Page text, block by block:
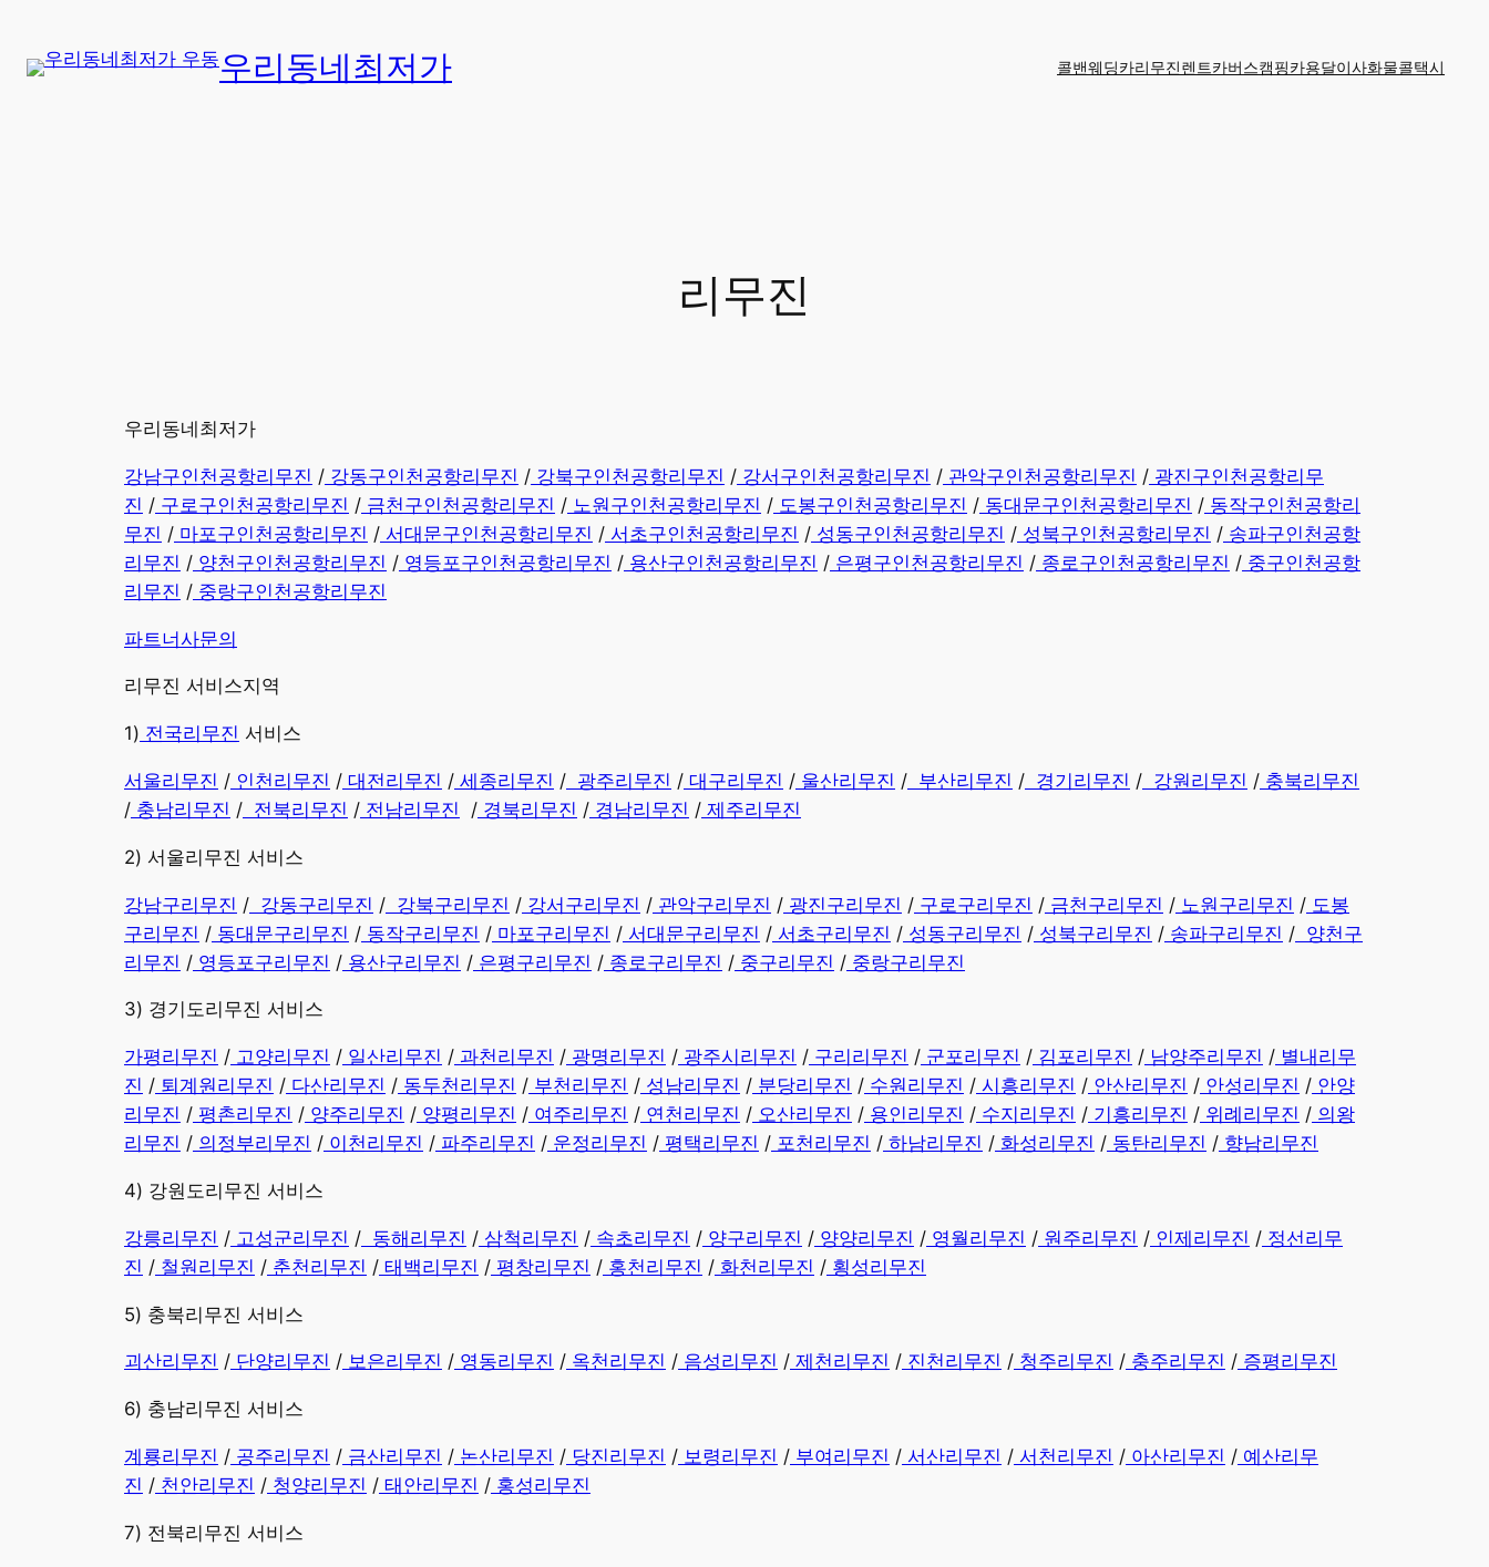
우리동네최저가 콜밴웨딩카리무진렌트카버스캠핑카용달이사화물콜택시
리무진
우리동네최저가
강남구인천공항리무진 / 강동구인천공항리무진 / 강북구인천공항리무진 / 강서구인천공항리무진 / 관악구인천공항리무진 / 광진구인천공항리무
진 / 구로구인천공항리무진 / 금천구인천공항리무진 / 노원구인천공항리무진 / 도봉구인천공항리무진 / 동대문구인천공항리무진 / 동작구인천공항리
무진 / 마포구인천공항리무진 / 서대문구인천공항리무진 / 서초구인천공항리무진 / 성동구인천공항리무진 / 성북구인천공항리무진 / 송파구인천공항
리무진 / 양천구인천공항리무진 / 영등포구인천공항리무진 / 용산구인천공항리무진 / 은평구인천공항리무진 / 종로구인천공항리무진 / 중구인천공항
리무진 / 중랑구인천공항리무진
파트너사문의
리무진 서비스지역
​1) 전국리무진 서비스
서울리무진 / 인천리무진 / 대전리무진 / 세종리무진 / 광주리무진 / 대구리무진 / 울산리무진 / 부산리무진 / 경기리무진 / 강원리무진 / 충북리무진
/ 충남리무진 / 전북리무진 / 전남리무진 / 경북리무진 / 경남리무진 ​ / 제주리무진
2) 서울리무진 서비스
강남구리무진 / 강동구리무진 / 강북구리무진 / 강서구리무진 / 관악구리무진 / 광진구리무진 / 구로구리무진 / 금천구리무진 / 노원구리무진 / 도봉
구리무진 / 동대문구리무진 / 동작구리무진 / 마포구리무진 / 서대문구리무진 / 서초구리무진 / 성동구리무진 / 성북구리무진 / 송파구리무진 / 양천구
리무진 / 영등포구리무진 / 용산구리무진 / 은평구리무진 / 종로구리무진 / 중구리무진 / 중랑구리무진
3) 경기도리무진 서비스
가평리무진 / 고양리무진 / 일산리무진 / 과천리무진 / 광명리무진 / 광주시리무진 / 구리리무진 / 군포리무진 / 김포리무진 / 남양주리무진 / 별내리무
진 / 퇴계원리무진 / 다산리무진 / 동두천리무진 / 부천리무진 / 성남리무진 / 분당리무진 / 수원리무진 / 시흥리무진 / 안산리무진 / 안성리무진 / 안양
리무진 / 평촌리무진 / 양주리무진 / 양평리무진 / 여주리무진 / 연천리무진 / 오산리무진 / 용인리무진 / 수지리무진 / 기흥리무진 / 위례리무진 / 의왕
리무진 / 의정부리무진 / 이천리무진 / 파주리무진 / 운정리무진 / 평택리무진 / 포천리무진 / 하남리무진 / 화성리무진 / 동탄리무진 / 향남리무진
4) 강원도리무진 서비스
강릉리무진 / 고성군리무진 / 동해리무진 / 삼척리무진 / 속초리무진 / 양구리무진 / 양양리무진 / 영월리무진 / 원주리무진 / 인제리무진 / 정선리무
진 / 철원리무진 / 춘천리무진 / 태백리무진 / 평창리무진 / 홍천리무진 / 화천리무진 / 횡성리무진
5) 충북리무진 서비스
괴산리무진 / 단양리무진 / 보은리무진 / 영동리무진 / 옥천리무진 / 음성리무진 / 제천리무진 / 진천리무진 / 청주리무진 / 충주리무진 / 증평리무진
6) 충남리무진 서비스
계룡리무진 / 공주리무진 / 금산리무진 / 논산리무진 / 당진리무진 / 보령리무진 / 부여리무진 / 서산리무진 / 서천리무진 / 아산리무진 / 예산리무
진 / 천안리무진 / 청양리무진 / 태안리무진 / 홍성리무진
7) 전북리무진 서비스